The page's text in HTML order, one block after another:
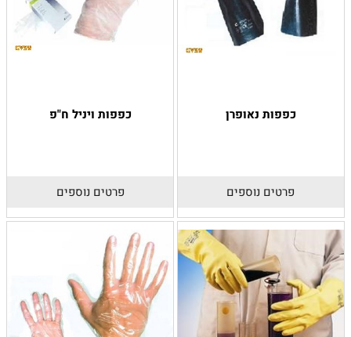
כפפות נאופרן
פרטים נוספים
כפפות ויניל ח"פ
פרטים נוספים